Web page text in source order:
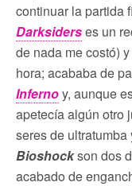
continuar la partida
Darksiderses un
de nada me costó)
hora; acababa de
Infernoy, aunque
apetecía algún otro
seres de
Bioshockson dos
acabado de